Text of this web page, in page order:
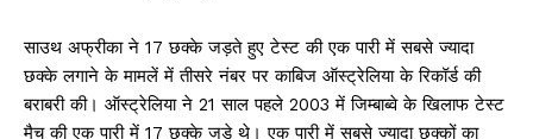
साउथ अफ्रीका ने 17 छक्के जड़ते हुए टेस्ट की एक पारी में सबसे ज्यादा
छक्के लगाने के मामलें में तीसरे नंबर पर काबिज ऑस्ट्रेलिया के रिकॉर्ड की
बराबरी की। ऑस्ट्रेलिया ने 21 साल पहले 2003 में जिम्बाब्वे के खिलाफ टेस्ट
मैच की एक पारी में 17 छक्के जड़े थे। एक पारी में सबसे ज्यादा छक्कों का